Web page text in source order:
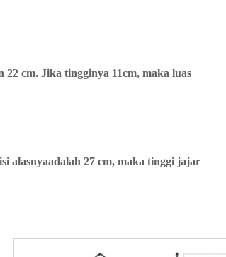
22 cm. Jika tingginya 11cm, maka luas
alasnyaadalah 27 cm, maka tinggi jajar